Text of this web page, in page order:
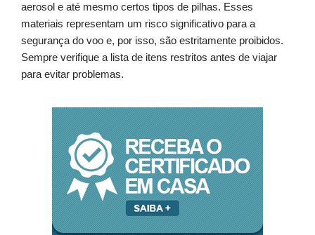
aerosol e até mesmo certos tipos de pilhas. Esses
materiais representam um risco significativo para a
segurança do voo e, por isso, são estritamente proibidos.
Sempre verifique a lista de itens restritos antes de viajar
para evitar problemas.